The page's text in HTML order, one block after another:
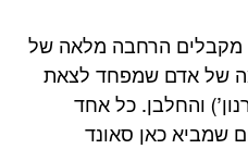
מקבלים הרחבה מלאה של
של אדם שמפחד לצאת
והחלבן. כל אחד
שמביא כאן סאונד